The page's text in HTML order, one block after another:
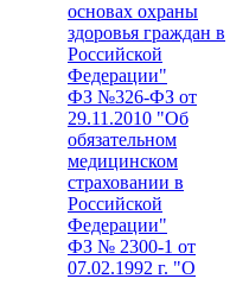
основах охраны
здоровья граждан в
Российской
Федерации"
ФЗ №326-ФЗ от
29.11.2010 "Об
обязательном
медицинском
страховании в
Российской
Федерации"
ФЗ № 2300-1 от
07.02.1992 г. "О